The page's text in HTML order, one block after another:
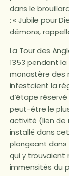
dans le
: « Jubile pour
démons,
La Tour des
1353 pendant
monastère des
infestaient la
d’étape
peut-être le
activité (lien de
installé dans
plongeant dans
qui y trouvaient
immensités du